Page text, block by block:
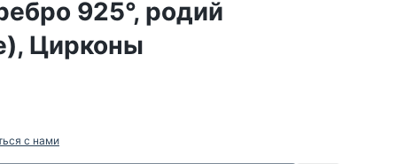
925°, родий
Цирконы
с нами